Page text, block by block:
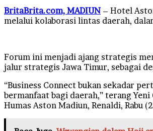
BritaBrita.com, MADIUN– Hotel
melalui kolaborasi lintas daerah,
Forum ini menjadi ajang strategis
jalur strategis Jawa Timur, sebagai
“Business Connect bukan sekadar
bermanfaat bagi daerah,” terang
Humas Aston Madiun, Renaldi, Rabu